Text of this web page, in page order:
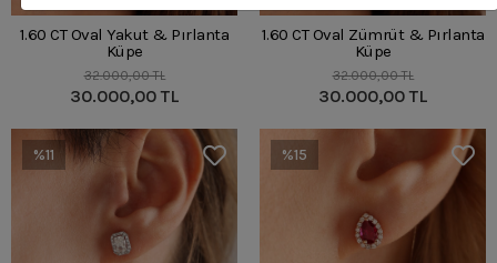
1.60 CT Oval Yakut & Pırlanta
Küpe
32.000,00 TL
30.000,00 TL
1.60 CT Oval Zümrüt & Pırlanta
Küpe
32.000,00 TL
30.000,00 TL
%11 %15